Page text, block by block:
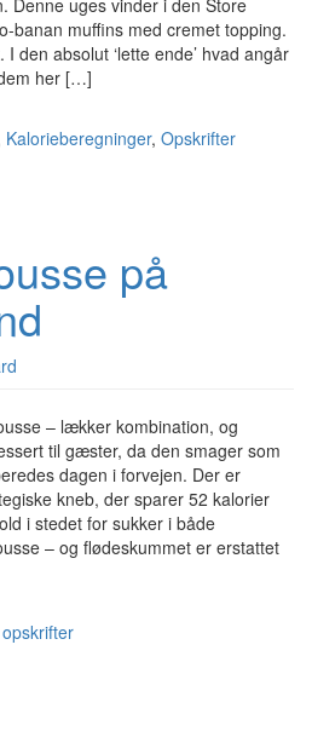
banan muffins med cremet topping.
den absolut ‘lette ende’ hvad angår
her […]
Kalorieberegninger, Opskrifter
på
– lækker kombination, og
til gæster, da den smager som
dagen i forvejen. Der er
kneb, der sparer 52 kalorier
i stedet for sukker i både
– og flødeskummet er erstattet
opskrifter